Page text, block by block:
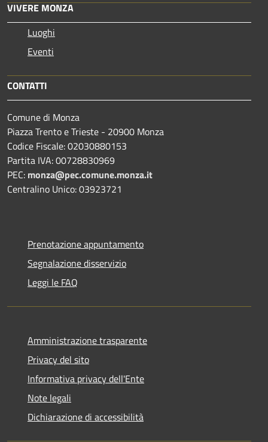
VIVERE MONZA
Luoghi
Eventi
CONTATTI
Comune di Monza
Piazza Trento e Trieste - 20900 Monza
Codice Fiscale: 02030880153
Partita IVA: 00728830969
PEC: monza@pec.comune.monza.it
Centralino Unico: 03923721
Prenotazione appuntamento
Segnalazione disservizio
Leggi le FAQ
Amministrazione trasparente
Privacy del sito
Informativa privacy dell'Ente
Note legali
Dichiarazione di accessibilità